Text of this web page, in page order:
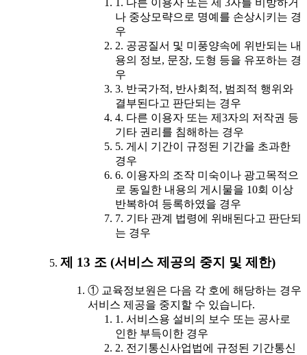
나 중상모략으로 명예를 손상시키는 경
우
2. 공공질서 및 미풍양속에 위반되는 내
용의 정보, 문장, 도형 등을 유포하는 경
우
3. 반국가적, 반사회적, 범죄적 행위와
결부된다고 판단되는 경우
4. 다른 이용자 또는 제3자의 저작권 등
기타 권리를 침해하는 경우
5. 게시 기간이 규정된 기간을 초과한
경우
6. 이용자의 조작 미숙이나 광고목적으
로 동일한 내용의 게시물을 10회 이상
반복하여 등록하였을 경우
7. 기타 관계 법령에 위배된다고 판단되
는 경우
제 13 조 (서비스 제공의 중지 및 제한)
① 교육정보원은 다음 각 호에 해당하는 경우
서비스 제공을 중지할 수 있습니다.
1. 서비스용 설비의 보수 또는 공사로
인한 부득이한 경우
2. 전기통신사업법에 규정된 기간통신